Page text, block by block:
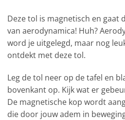
Deze tol is magnetisch en gaat
van aerodynamica! Huh?
word je uitgelegd, maar nog
ontdekt met deze tol.
Leg de tol neer op de tafel en
bovenkant op. Kijk wat er
De magnetische kop wordt
die door jouw adem in